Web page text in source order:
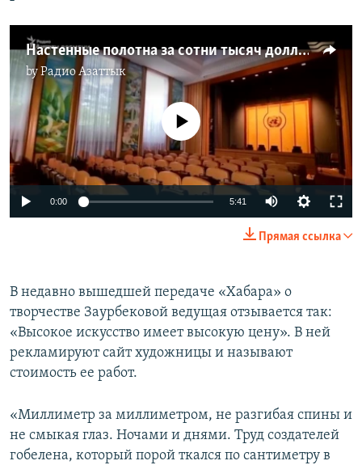
Настенные полотна за сотни тысяч долларов. История об одной мастерице и ее влиятельных родственниках
byРадио Азаттык
720p 1080p
No media source currently available
0:00 5:41
720p
1080p
Прямая ссылка
В недавно вышедшей передаче «Хабара» о
творчестве Заурбековой ведущая отзывается так:
«Высокое искусство имеет высокую цену». В ней
рекламируют сайт художницы и называют
стоимость ее работ.
«Миллиметр за миллиметром, не разгибая спины и
не смыкая глаз. Ночами и днями. Труд создателей
гобелена, который порой ткался по сантиметру в